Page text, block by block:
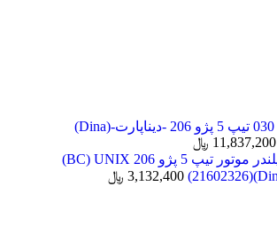
یاتاقان ثابت 030 تیپ 5 پژو 206 -دیناپارت-(Dina)
11,837,200 ﷼
واشر سرسیلندر موتور تیپ 5 پژو 206 BC) UNIX)
3,132,400 ﷼